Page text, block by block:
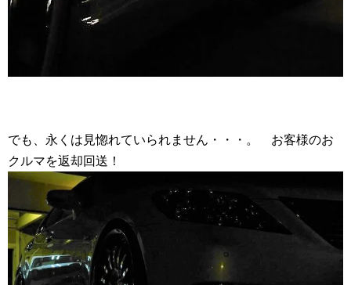
でも、永くは見惚れていられません・・・。 お客様のお
クルマを返却回送！